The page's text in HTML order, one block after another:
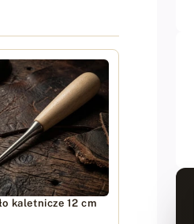
kaletnicze 12 cm